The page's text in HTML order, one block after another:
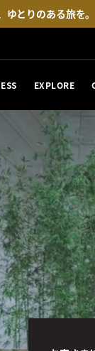
ゆとりのある旅を。
EXPLORE